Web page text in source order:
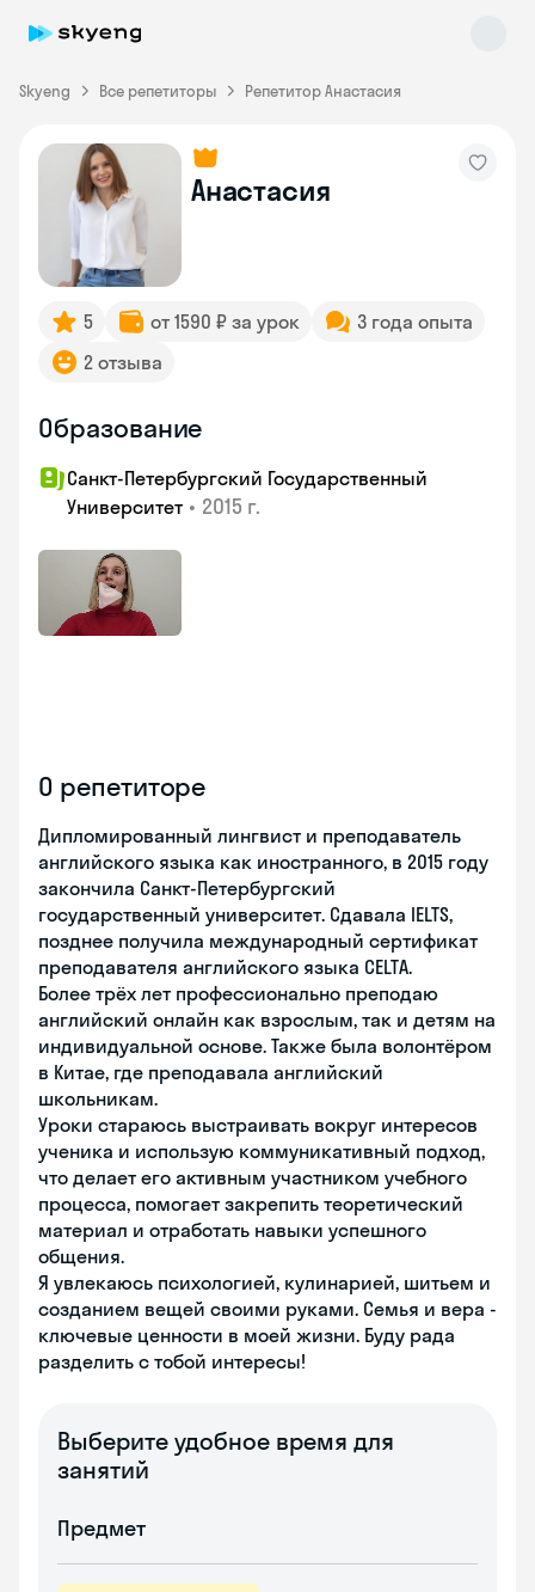
Skyeng Все репетиторы Репетитор Анастасия
Анастасия
5 от 1590 ₽ за урок
3 года опыта
2 отзыва
Образование
Санкт-Петербургский Государственный
Университет • 2015 г.
О репетиторе
Дипломированный лингвист и преподаватель
английского языка как иностранного, в 2015 году
закончила Санкт-Петербургский
государственный университет. Сдавала IELTS,
позднее получила международный сертификат
преподавателя английского языка CELTA.
Более трёх лет профессионально преподаю
английский онлайн как взрослым, так и детям на
индивидуальной основе. Также была волонтёром
в Китае, где преподавала английский
школьникам.
Уроки стараюсь выстраивать вокруг интересов
ученика и использую коммуникативный подход,
что делает его активным участником учебного
процесса, помогает закрепить теоретический
материал и отработать навыки успешного
общения.
Я увлекаюсь психологией, кулинарией, шитьем и
созданием вещей своими руками. Семья и вера -
ключевые ценности в моей жизни. Буду рада
разделить с тобой интересы!
Выберите удобное время для
занятий
Предмет
Skyeng Chat